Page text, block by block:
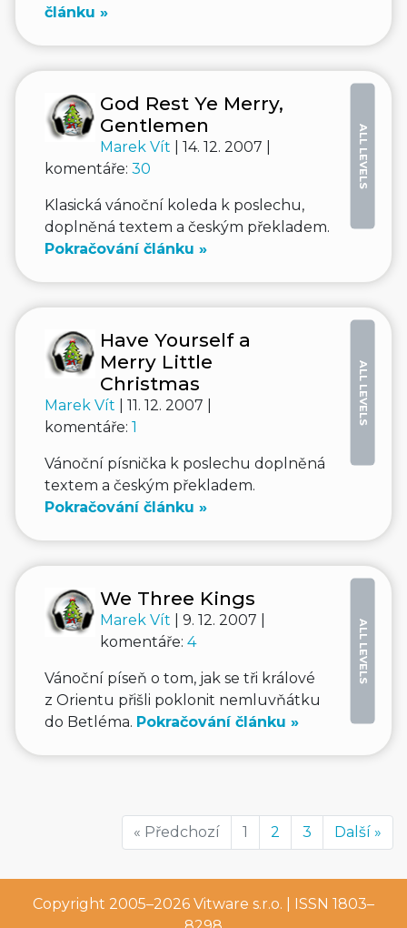
článku »
ALL LEVELS
God Rest Ye Merry,
Gentlemen
Marek Vít
| 14. 12. 2007 |
komentáře: 30
Klasická vánoční koleda k poslechu,
doplněná textem a českým překladem.
Pokračování článku »
ALL LEVELS
Have Yourself a
Merry Little
Christmas
Marek Vít
| 11. 12. 2007 |
komentáře: 1
Vánoční písnička k poslechu doplněná
textem a českým překladem.
Pokračování článku »
ALL LEVELS
We Three Kings
Marek Vít
| 9. 12. 2007 |
komentáře: 4
Vánoční píseň o tom, jak se tři králové
z Orientu přišli poklonit nemluvňátku
do Betléma. Pokračování článku »
« Předchozí 1 2 3 Další »
Copyright 2005–2026 Vitware s.r.o. | ISSN 1803–